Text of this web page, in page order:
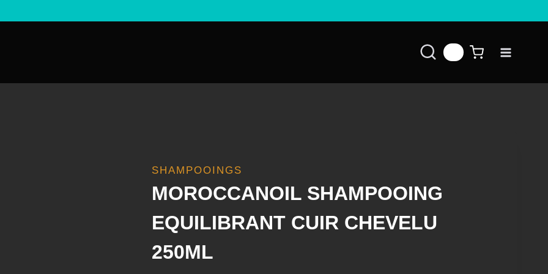
SHAMPOOINGS
MOROCCANOIL SHAMPOOING
EQUILIBRANT CUIR CHEVELU
250ML